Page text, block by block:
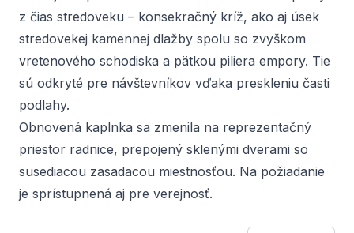
z čias stredoveku – konsekračný kríž, ako aj úsek
stredovekej kamennej dlažby spolu so zvyškom
vretenového schodiska a pätkou piliera empory. Tie
sú odkryté pre návštevníkov vďaka preskleniu časti
podlahy.
Obnovená kaplnka sa zmenila na reprezentačný
priestor radnice, prepojený sklenými dverami so
susediacou zasadacou miestnosťou. Na požiadanie
je sprístupnená aj pre verejnosť.